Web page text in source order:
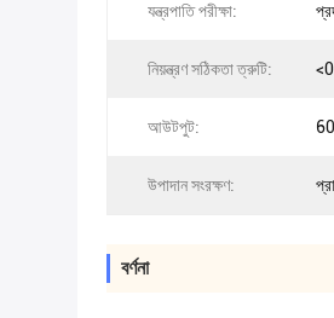
যন্ত্রপাতি পরীক্ষা:
নিয়ন্ত্রণ সঠিকতা ত্রুটি:
আউটপুট:
উপাদান সংরক্ষণ:
বর্ণনা